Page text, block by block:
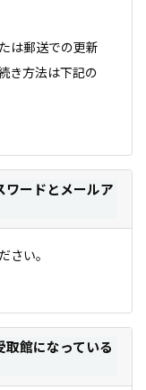
は郵送での更新
き方法は下記の
ワードとメールア
さい。
館になっている